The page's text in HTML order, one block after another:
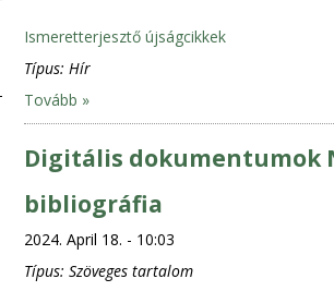
Ismeretterjesztő újságcikkek
Típus: Hír
Tovább »
Digitális dokumentumok
bibliográfia
2024. April 18. - 10:03
Típus: Szöveges tartalom